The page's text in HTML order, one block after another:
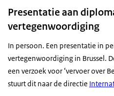
Presentatie aan
vertegenwoordiging
In persoon. Een presentatie in
vertegenwoordiging in Brussel.
een verzoek voor ‘vervoer over
stuurt dit naar de directie